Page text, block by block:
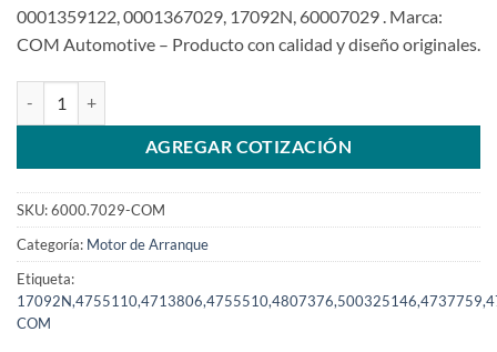
0001359122, 0001367029, 17092N, 60007029 . Marca:
COM Automotive – Producto con calidad y diseño originales.
AGREGAR COTIZACIÓN
SKU:6000.7029-COM
Categoría: Motor de Arranque
Etiqueta:
COM